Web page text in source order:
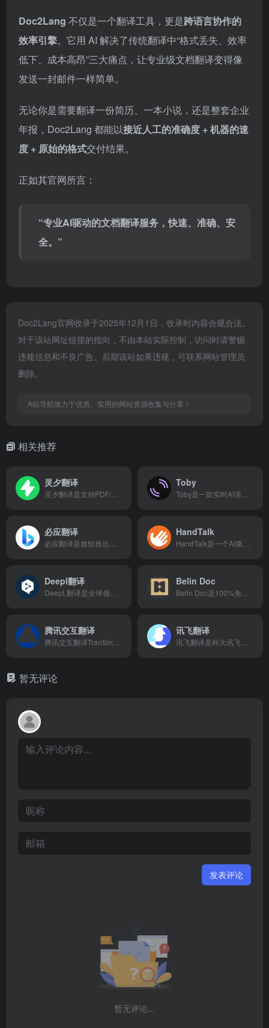
Doc2Lang 不仅是一个翻译工具，更是跨语言协作的
效率引擎。它用 AI 解决了传统翻译中“格式丢失、效率
低下、成本高昂”三大痛点，让专业级文档翻译变得像
发送一封邮件一样简单。
无论你是需要翻译一份简历、一本小说，还是整套企业
年报，Doc2Lang 都能以接近人工的准确度 + 机器的速
度 + 原始的格式交付结果。
正如其官网所言：
“专业AI驱动的文档翻译服务，快速、准确、安
全。”
Doc2Lang官网收录于2025年12月1日，收录时内容合规合法。
对于该站网址链接的指向，不由本站实际控制，访问时请警惕
违规信息和不良广告。后期该站如果违规，可联系网站管理员
删除。
A站导航致力于优质、实用的网站资源收集与分享！
相关推荐
灵夕翻译 Toby
必应翻译 HandTalk
Deepl翻译 Belin Doc
腾讯交互翻译 讯飞翻译
暂无评论
发表评论
暂无评论...